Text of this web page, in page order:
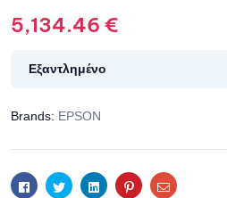
5,134.46 €
Εξαντλημένο
Brands: EPSON
FacebookTwitterLinkedinPinterestEmail